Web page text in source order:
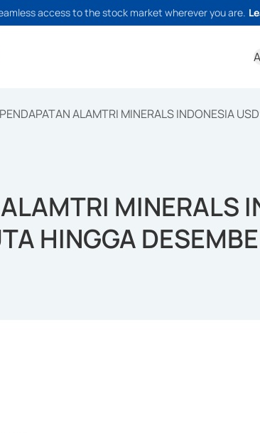
access to the stock market wherever you are.
PENDAPATAN ALAMTRI MINERALS INDONESIA
MINERALS
HINGGA